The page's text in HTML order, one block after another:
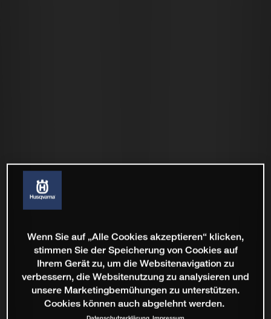
Wenn Sie auf „Alle Cookies akzeptieren“ klicken,
stimmen Sie der Speicherung von Cookies auf
Ihrem Gerät zu, um die Websitenavigation zu
verbessern, die Websitenutzung zu analysieren und
unsere Marketingbemühungen zu unterstützen.
Cookies können auch abgelehnt werden.